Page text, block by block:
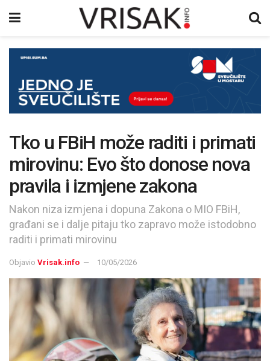
Tko u FBiH može raditi i primati
mirovinu: Evo što donose nova
pravila i izmjene zakona
Nakon niza izmjena i dopuna Zakona o MIO FBiH,
građani se i dalje pitaju tko zapravo može istodobno
raditi i primati mirovinu
Objavio Vrisak.info 10/05/2026